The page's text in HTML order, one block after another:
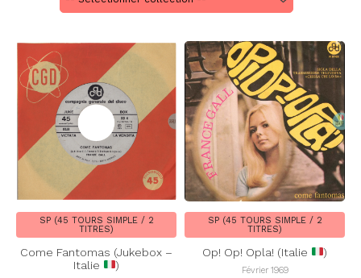
SP (45 TOURS SIMPLE / 2
TITRES)
Come Fantomas (Jukebox –
Italie
)
SP (45 TOURS SIMPLE / 2
TITRES)
Op! Op! Opla! (Italie )
Février 1969